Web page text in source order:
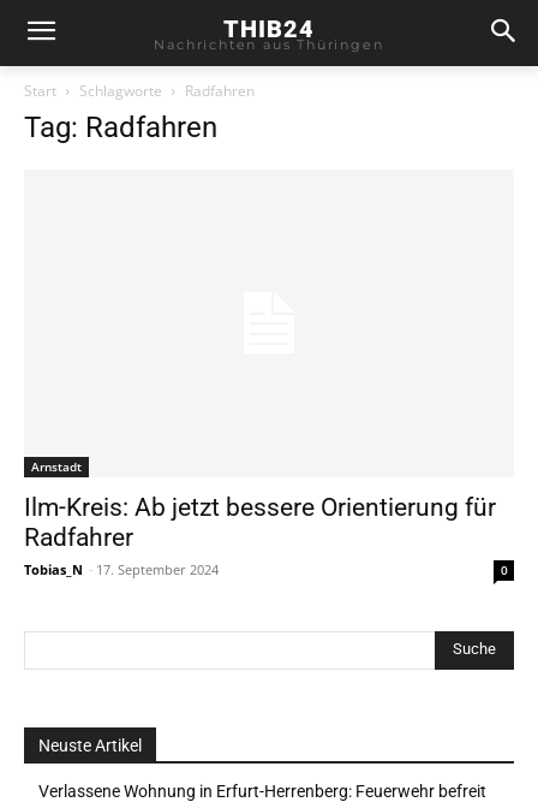
THIB24
Nachrichten aus Thüringen
Start Schlagworte Radfahren
Tag: Radfahren
Arnstadt
Ilm-Kreis: Ab jetzt bessere Orientierung für
Radfahrer
Tobias_N - 17. September 2024 0
Neuste Artikel
Verlassene Wohnung in Erfurt-Herrenberg: Feuerwehr befreit